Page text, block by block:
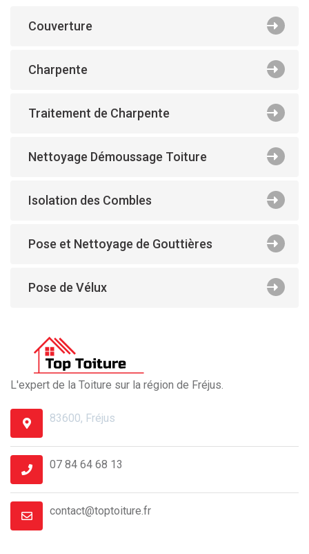
Couverture
Charpente
Traitement de Charpente
Nettoyage Démoussage Toiture
Isolation des Combles
Pose et Nettoyage de Gouttières
Pose de Vélux
L'expert de la Toiture sur la région de Fréjus.
83600, Fréjus
07 84 64 68 13
contact@toptoiture.fr